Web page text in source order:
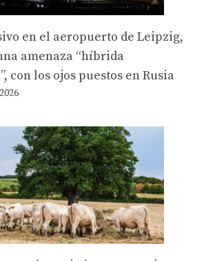
en el aeropuerto de Leipzig,
amenaza “híbrida
con los ojos puestos en Rusia